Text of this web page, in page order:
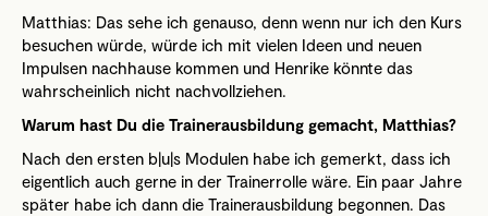
Matthias: Das sehe ich genauso, denn wenn nur ich den Kurs
besuchen würde, würde ich mit vielen Ideen und neuen
Impulsen nachhause kommen und Henrike könnte das
wahrscheinlich nicht nachvollziehen.
Warum hast Du die Trainerausbildung gemacht, Matthias?
Nach den ersten b|u|s Modulen habe ich gemerkt, dass ich
eigentlich auch gerne in der Trainerrolle wäre. Ein paar Jahre
später habe ich dann die Trainerausbildung begonnen. Das